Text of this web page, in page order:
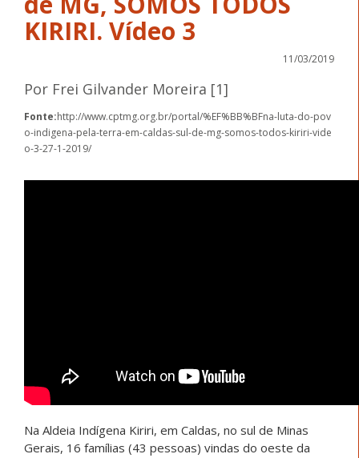
KIRIRI. Vídeo 3
11/03/2019
Por Frei Gilvander Moreira [1]
Fonte:http://www.cptmg.org.br/portal/%EF%BB%BFna-luta-do-pov
o-indigena-pela-terra-em-caldas-sul-de-mg-somos-todos-kiriri-vide
o-3-27-1-2019/
Na Aldeia Indígena Kiriri, em Caldas, no sul de Minas
Gerais, 16 famílias (43 pessoas) vindas do oeste da